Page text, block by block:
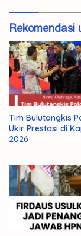
Rekomendasi
Tim Bulutangkis
Ukir Prestasi di
2026